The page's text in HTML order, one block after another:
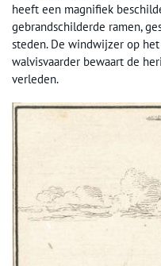
heeft een magnifiek
gebrandschilderde ramen,
steden. De windwijzer op
walvisvaarder bewaart de
verleden.